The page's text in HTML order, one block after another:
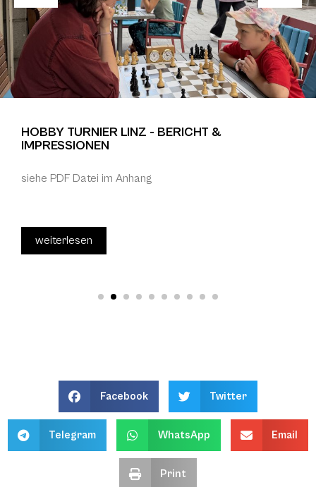
HOBBY TURNIER LINZ - BERICHT &
IMPRESSIONEN
siehe PDF Datei im Anhang
weiterlesen
Facebook Twitter
Telegram WhatsApp Email
Print